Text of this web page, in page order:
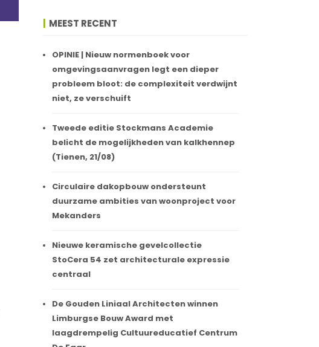
MEEST RECENT
OPINIE | Nieuw normenboek voor
omgevingsaanvragen legt een dieper
probleem bloot: de complexiteit verdwijnt
niet, ze verschuift
Tweede editie Stockmans Academie
belicht de mogelijkheden van kalkhennep
(Tienen, 21/08)
Circulaire dakopbouw ondersteunt
duurzame ambities van woonproject voor
Mekanders
Nieuwe keramische gevelcollectie
StoCera 54 zet architecturale expressie
centraal
De Gouden Liniaal Architecten winnen
Limburgse Bouw Award met
laagdrempelig Cultuureducatief Centrum